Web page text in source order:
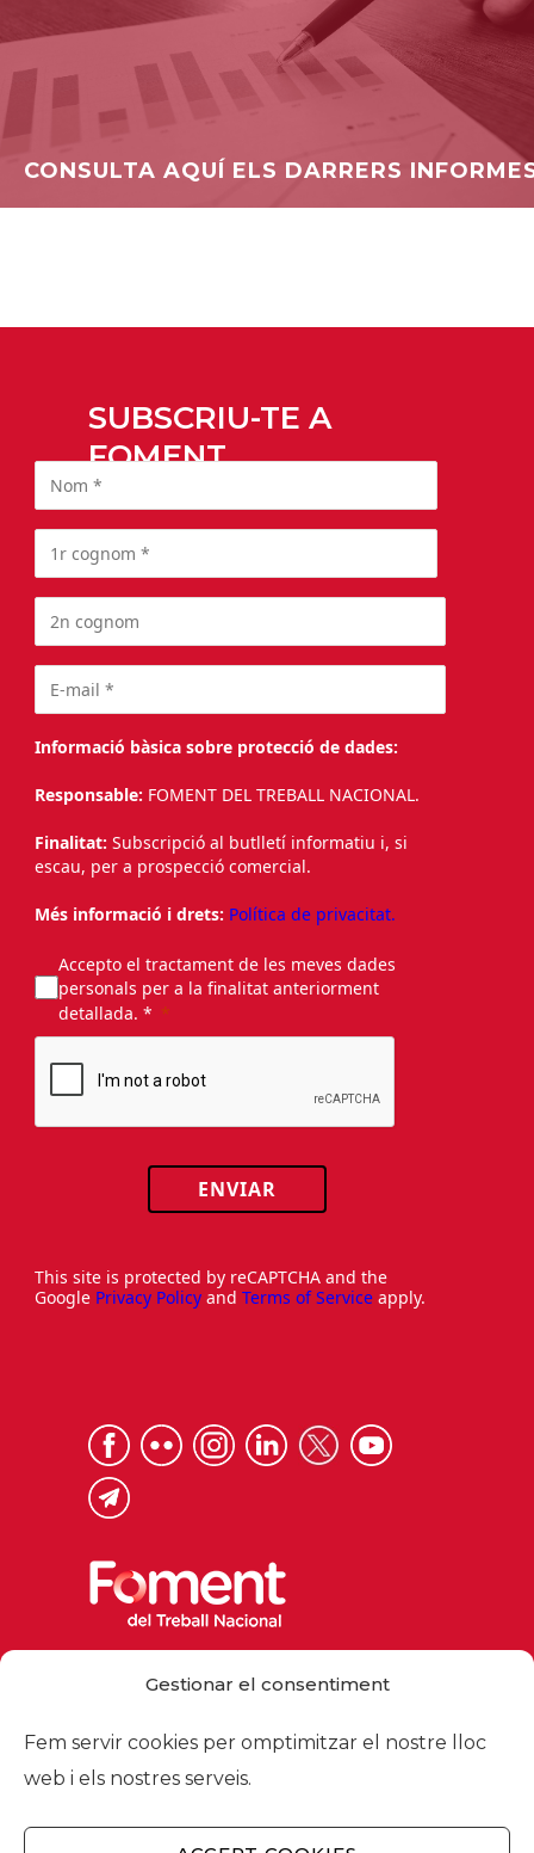
Gestionar el consentiment
Fem servir cookies per omptimitzar el nostre lloc
web i els nostres serveis.
CONSULTA AQUÍ ELS DARRERS
SUBSCRIU-TE A
FOMENT
Informació bàsica sobre protecció de dades:
Responsable: FOMENT DEL TREBALL NACIONAL.
Finalitat: Subscripció al butlletí informatiu i, si
escau, per a prospecció comercial.
Més informació i drets: Política de privacitat.
Accepto el tractament de les meves dades
personals per a la finalitat anteriorment
detallada. *
ENVIAR
This site is protected by reCAPTCHA and the
Google Privacy Policy and Terms of Service apply.
foment@foment.com